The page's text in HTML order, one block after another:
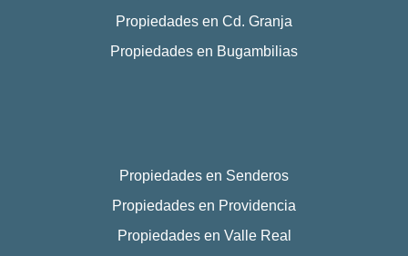
Propiedades en Cd. Granja
Propiedades en Bugambilias
Propiedades en Senderos
Propiedades en Providencia
Propiedades en Valle Real